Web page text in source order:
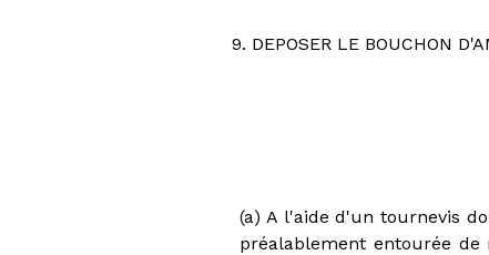
9. DEPOSER LE BOUCHON
(a) A l'aide d'un tournevis
préalablement entourée de